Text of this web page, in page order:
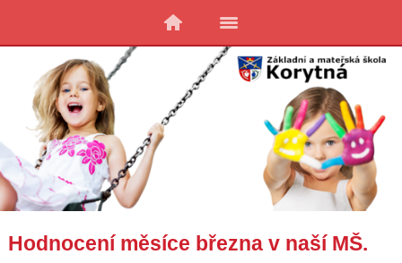
Hodnocení měsíce března v naší MŠ.